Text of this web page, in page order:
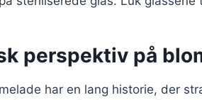
perspektiv på
har en lang historie, der